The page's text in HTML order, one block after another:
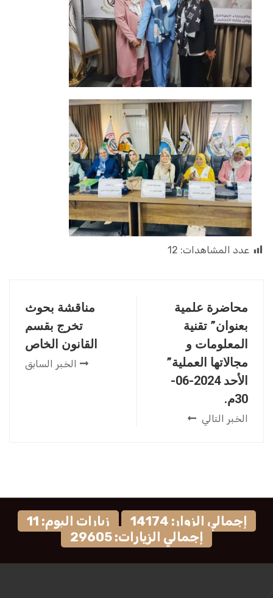
عدد المشاهدات: 12
مناقشة بحوث
تخرج بقسم
القانون الخاص
الخبر السابق
محاضرة علمية
بعنوان” تقنية
المعلومات و
مجالاتها العملية”
الأحد 2024-06-
30م.
الخبر التالي
إجمالي الزوار: 14174
زيارات اليوم: 11
إجمالي الزيارات: 29605